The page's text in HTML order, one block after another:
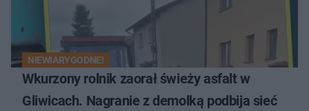
NIEWIARYGODNE!
Wkurzony rolnik zaorał świeży asfalt w
Gliwicach. Nagranie z demolką podbija sieć